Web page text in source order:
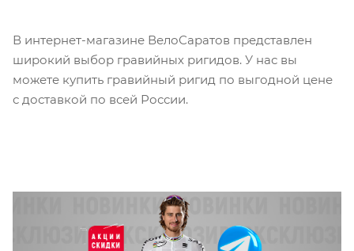
В интернет-магазине ВелоСаратов представлен
широкий выбор гравийных ригидов. У нас вы
можете купить гравийный ригид по выгодной цене
с доставкой по всей России.